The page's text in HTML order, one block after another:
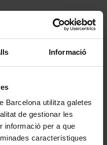
Informació
Barcelona utilitza galetes
de gestionar les
informació per a que
característiques